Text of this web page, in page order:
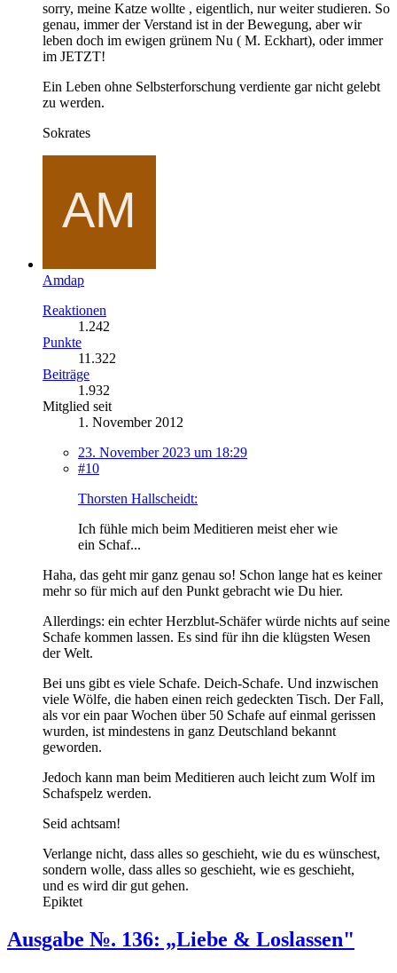
sorry, meine Katze wollte , eigentlich, nur weiter studieren. So
genau, immer der Verstand ist in der Bewegung, aber wir
leben doch im ewigen grünem Nu ( M. Eckhart), oder immer
im JETZT!
Ein Leben ohne Selbsterforschung verdiente gar nicht gelebt
zu werden.
Sokrates
Amdap
Reaktionen
1.242
Punkte
11.322
Beiträge
1.932
Mitglied seit
1. November 2012
23. November 2023 um 18:29
#10
Thorsten Hallscheidt:
Ich fühle mich beim Meditieren meist eher wie
ein Schaf...
Haha, das geht mir ganz genau so! Schon lange hat es keiner
mehr so für mich auf den Punkt gebracht wie Du hier.
Allerdings: ein echter Herzblut-Schäfer würde nichts auf seine
Schafe kommen lassen. Es sind für ihn die klügsten Wesen
der Welt.
Bei uns gibt es viele Schafe. Deich-Schafe. Und inzwischen
viele Wölfe, die haben einen reich gedeckten Tisch. Der Fall,
als vor ein paar Wochen über 50 Schafe auf einmal gerissen
wurden, ist mindestens in ganz Deutschland bekannt
geworden.
Jedoch kann man beim Meditieren auch leicht zum Wolf im
Schafspelz werden.
Seid achtsam!
Verlange nicht, dass alles so geschieht, wie du es wünschest,
sondern wolle, dass alles so geschieht, wie es geschieht,
und es wird dir gut gehen.
Epiktet
Ausgabe №. 136: „Liebe & Loslassen"